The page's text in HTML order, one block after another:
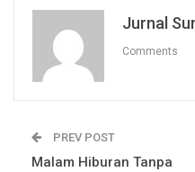
Jurnal
Comments
PREV POST
Malam Hiburan Tanpa